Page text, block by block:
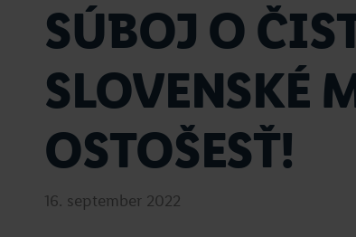
SÚBOJ O
SLOVENSKÉ
OSTOŠESŤ!
16. september 2022